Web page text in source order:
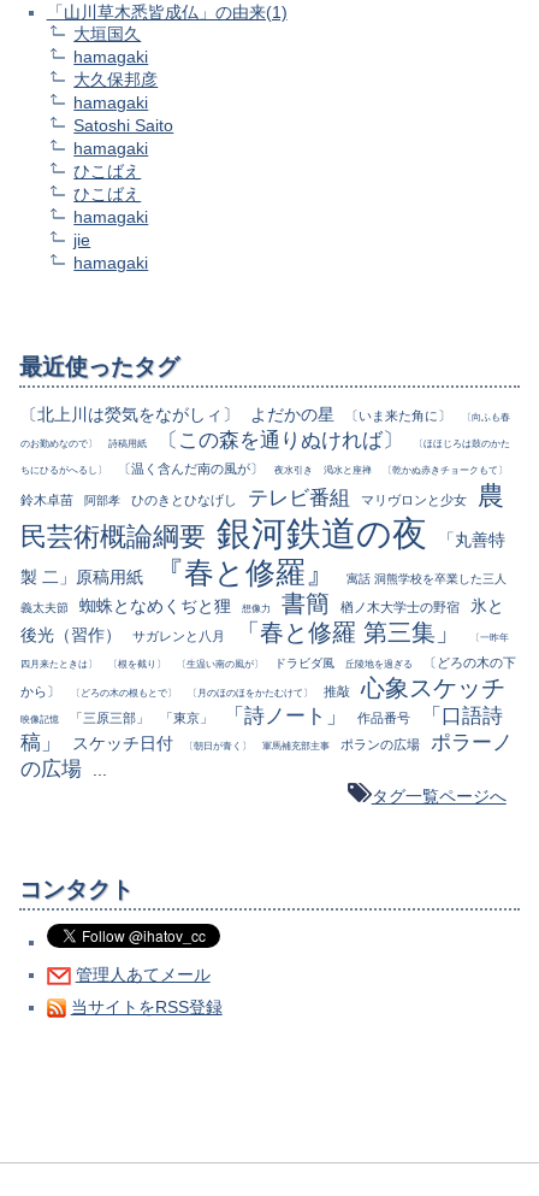
「山川草木悉皆成仏」の由来(1)
大垣国久
hamagaki
大久保邦彦
hamagaki
Satoshi Saito
hamagaki
ひこばえ
ひこばえ
hamagaki
jie
hamagaki
最近使ったタグ
〔北上川は熒気をながしィ〕 よだかの星 〔いま来た角に〕 〔向ふも春
のお勤めなので〕 詩稿用紙 〔この森を通りぬければ〕 〔ほほじろは鼓のかた
ちにひるがへるし〕 〔温く含んだ南の風が〕 夜水引き 渇水と座禅 〔乾かぬ赤きチョークもて〕
鈴木卓苗 阿部孝 ひのきとひなげし テレビ番組 マリヴロンと少女
農
民芸術概論綱要 銀河鉄道の夜
「丸善特
製 二」原稿用紙
『春と修羅』 寓話 洞熊学校を卒業した三人
義太夫節 蜘蛛となめくぢと狸 想像力 書簡 楢ノ木大学士の野宿
氷と
後光（習作）
サガレンと八月 「春と修羅 第三集」 〔一昨年
四月来たときは〕 〔根を截り〕 〔生温い南の風が〕 ドラビダ風 丘陵地を過ぎる
〔どろの木の下
から〕
〔どろの木の根もとで〕 〔月のほのほをかたむけて〕 推敲 心象スケッチ
映像記憶 「三原三部」 「東京」 「詩ノート」 作品番号
「口語詩
稿」
スケッチ日付 〔朝日が青く〕 軍馬補充部主事 ポランの広場
ポラーノ
の広場
タグ一覧ページへ
コンタクト
管理人あてメール
当サイトをRSS登録